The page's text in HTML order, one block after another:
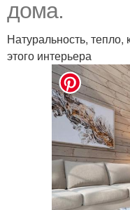
дома.
Натуральность,
этого интерьера